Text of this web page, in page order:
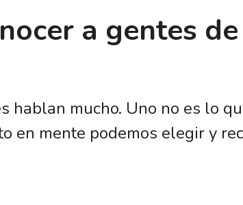
a gentes
hablan mucho. Uno no es lo
en mente podemos elegir y